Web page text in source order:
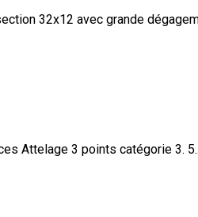
32x12 avec grande
Attelage 3 points catégorie 3.